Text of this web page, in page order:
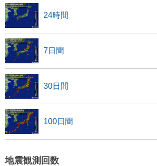
24時間
7日間
30日間
100日間
地震観測回数